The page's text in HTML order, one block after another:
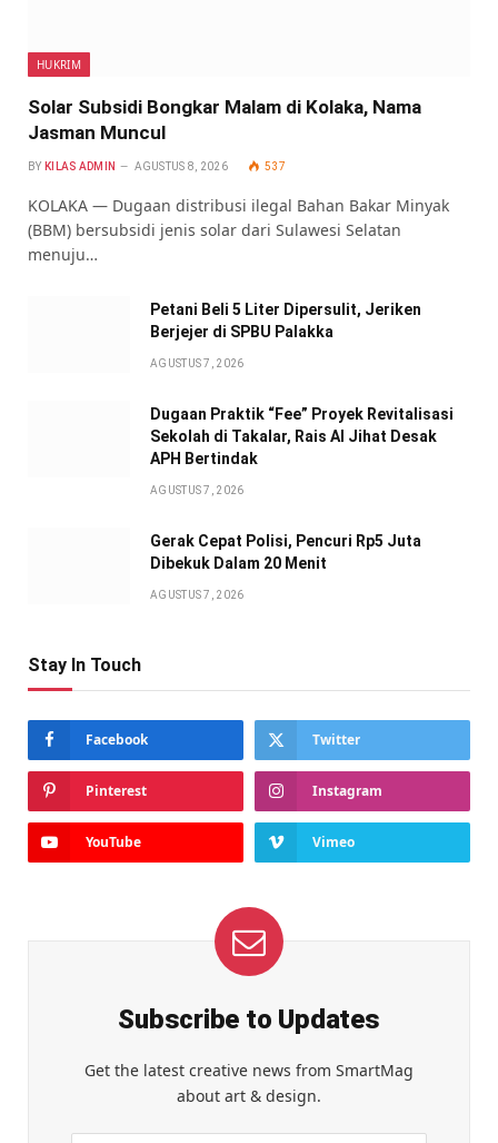
HUKRIM
Solar Subsidi Bongkar Malam di Kolaka, Nama
Jasman Muncul
BY KILAS ADMIN AGUSTUS 8, 2026 537
KOLAKA — Dugaan distribusi ilegal Bahan Bakar Minyak
(BBM) bersubsidi jenis solar dari Sulawesi Selatan
menuju…
Petani Beli 5 Liter Dipersulit, Jeriken
Berjejer di SPBU Palakka
AGUSTUS 7, 2026
Dugaan Praktik “Fee” Proyek Revitalisasi
Sekolah di Takalar, Rais Al Jihat Desak
APH Bertindak
AGUSTUS 7, 2026
Gerak Cepat Polisi, Pencuri Rp5 Juta
Dibekuk Dalam 20 Menit
AGUSTUS 7, 2026
Stay In Touch
Facebook Twitter
Pinterest Instagram
YouTube Vimeo
Subscribe to Updates
Get the latest creative news from SmartMag
about art & design.